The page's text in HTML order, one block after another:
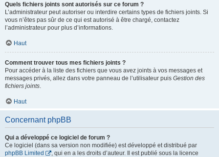
Quels fichiers joints sont autorisés sur ce forum ?
L’administrateur peut autoriser ou interdire certains types de fichiers joints. Si
vous n’êtes pas sûr de ce qui est autorisé à être chargé, contactez
l’administrateur pour plus d’informations.
Haut
Comment trouver tous mes fichiers joints ?
Pour accéder à la liste des fichiers que vous avez joints à vos messages et
messages privés, allez dans votre panneau de l’utilisateur puis Gestion des
fichiers joints.
Haut
Concernant phpBB
Qui a développé ce logiciel de forum ?
Ce logiciel (dans sa version non modifiée) est développé et distribué par
phpBB Limited
, qui en a les droits d’auteur. Il est publié sous la licence